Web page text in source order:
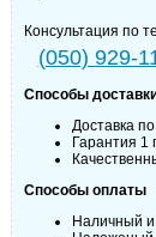
Консультация по
(050) 929-
Способы
Доставка
Гарантия 1
Способы оплаты
Наличный